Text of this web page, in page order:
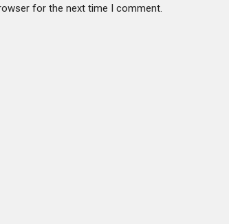
for the next time I comment.